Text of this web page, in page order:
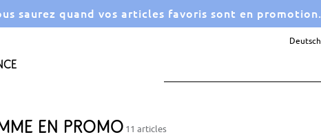
saurez quand vos articles favoris sont en promotion.
Deutsch
en promo 11 articles